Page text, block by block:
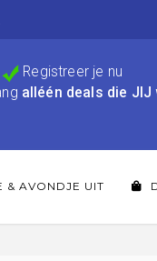
Registreer je nu
alléén deals die JIJ
& AVONDJE UIT